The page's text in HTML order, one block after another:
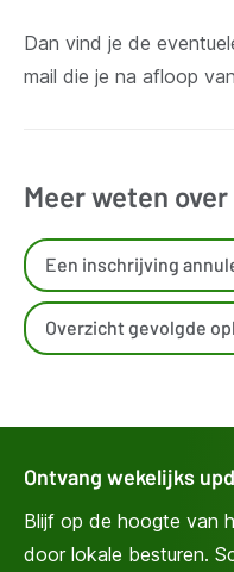
Dan vind je de
mail die je na afloop
Meer weten over
Een inschrijving
Overzicht gevolgde
Ontvang wekelijks
Blijf op de hoogte van
door lokale besturen.